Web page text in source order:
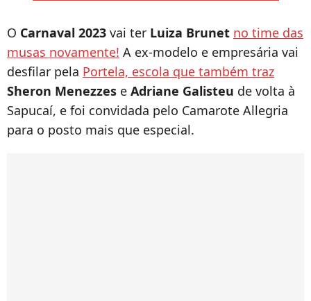
O Carnaval 2023 vai ter Luiza Brunet no time das
musas novamente! A ex-modelo e empresária vai
desfilar pela Portela, escola que também traz
Sheron Menezzes e Adriane Galisteu de volta à
Sapucaí, e foi convidada pelo Camarote Allegria
para o posto mais que especial.